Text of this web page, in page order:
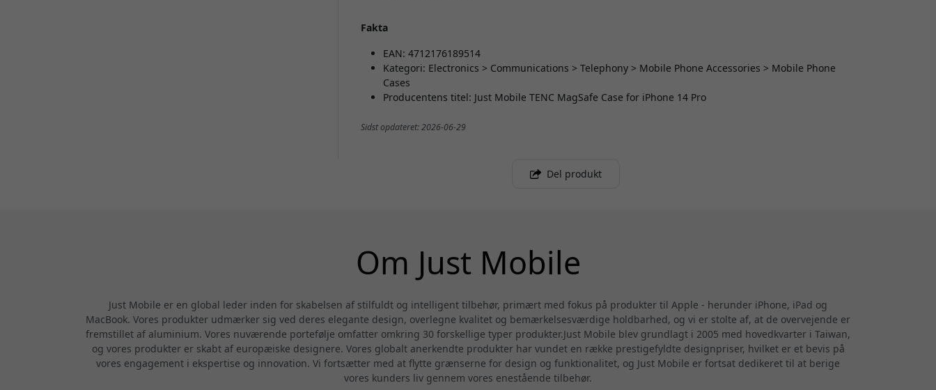
Fakta
EAN: 4712176189514
Kategori: Electronics > Communications > Telephony > Mobile Phone Accessories > Mobile Phone
Cases
Producentens titel: Just Mobile TENC MagSafe Case for iPhone 14 Pro
Sidst opdateret: 2026-06-29
Del produkt
Om Just Mobile
Just Mobile er en global leder inden for skabelsen af stilfuldt og intelligent tilbehør, primært med fokus på produkter til Apple - herunder iPhone, iPad og
MacBook. Vores produkter udmærker sig ved deres elegante design, overlegne kvalitet og bemærkelsesværdige holdbarhed, og vi er stolte af, at de overvejende er
fremstillet af aluminium. Vores nuværende portefølje omfatter omkring 30 forskellige typer produkter.Just Mobile blev grundlagt i 2005 med hovedkvarter i Taiwan,
og vores produkter er skabt af europæiske designere. Vores globalt anerkendte produkter har vundet en række prestigefyldte designpriser, hvilket er et bevis på
vores engagement i ekspertise og innovation. Vi fortsætter med at flytte grænserne for design og funktionalitet, og Just Mobile er fortsat dedikeret til at berige
vores kunders liv gennem vores enestående tilbehør.